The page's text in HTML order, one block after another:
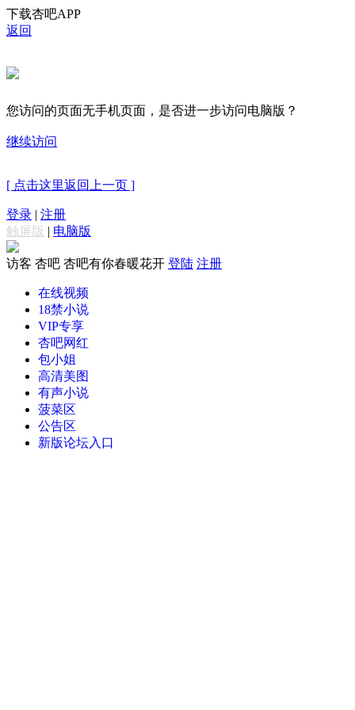
下载杏吧APP
返回
您访问的页面无手机页面，是否进一步访问电脑版？
继续访问
[ 点击这里返回上一页 ]
登录 | 注册
触屏版 | 电脑版
访客 杏吧 杏吧有你春暖花开 登陆 注册
在线视频
18禁小说
VIP专享
杏吧网红
包小姐
高清美图
有声小说
菠菜区
公告区
新版论坛入口